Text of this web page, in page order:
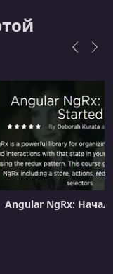
Angular NgRx: